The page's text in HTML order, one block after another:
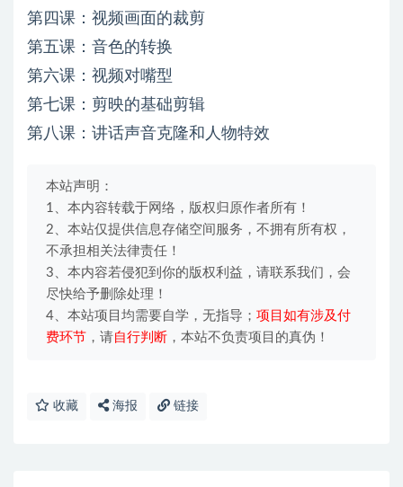
第四课：视频画面的裁剪
第五课：音色的转换
第六课：视频对嘴型
第七课：剪映的基础剪辑
第八课：讲话声音克隆和人物特效
本站声明：
1、本内容转载于网络，版权归原作者所有！
2、本站仅提供信息存储空间服务，不拥有所有权，
不承担相关法律责任！
3、本内容若侵犯到你的版权利益，请联系我们，会
尽快给予删除处理！
4、本站项目均需要自学，无指导； 项目如有涉及付
费环节 ，请自行判断 ，本站不负责项目的真伪！
收藏 海报 链接